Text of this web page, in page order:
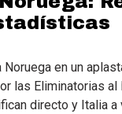
Noruega en un
las Eliminatorias al
directo y Italia a